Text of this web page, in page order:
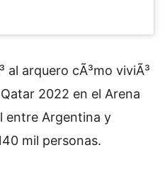
al arquero cÃ³mo viviÃ³
2022 en el Arena
entre Argentina y
mil personas.